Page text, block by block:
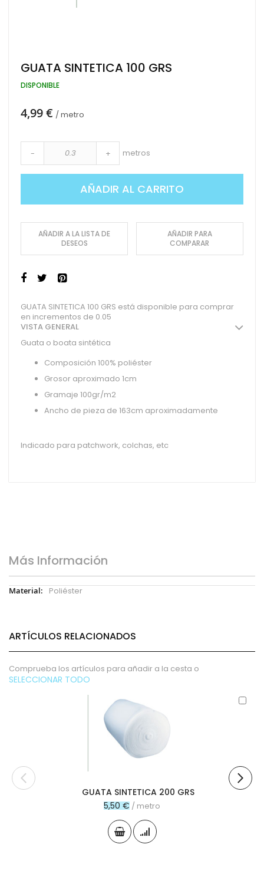
Saltar
al
comienzo
galería
GUATA SINTETICA 100 GRS
DISPONIBLE
4,99 € / metro
- + metros
AÑADIR AL CARRITO
AÑADIR A LA LISTA DE
DESEOS
AÑADIR PARA
COMPARAR
GUATA SINTETICA 100 GRS está disponible para comprar
en incrementos de 0.05
VISTA GENERAL
Guata o boata sintética
Composición 100% poliéster
Grosor aproximado 1cm
Gramaje 100gr/m2
Ancho de pieza de 163cm aproximadamente
Indicado para patchwork, colchas, etc
Más Información
Más
Poliéster
ARTÍCULOS RELACIONADOS
Comprueba los artículos para añadir a la cesta o
SELECCIONAR TODO
GUATA SINTETICA 200 GRS
5,50 € / metro